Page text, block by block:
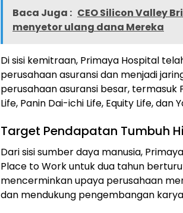
Baca Juga : CEO Silicon Valley
menyetor ulang dana Mereka
Di sisi kemitraan, Primaya Hospital
perusahaan asuransi dan menjadi
perusahaan asuransi besar, termasuk
Life, Panin Dai-ichi Life, Equity Life, dan
Target Pendapatan Tumbuh
Dari sisi sumber daya manusia,
Place to Work untuk dua tahun
mencerminkan upaya perusahaan
dan mendukung pengembangan